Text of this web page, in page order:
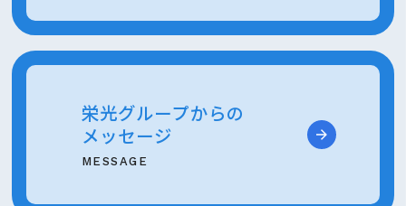
栄光グループからの
メッセージ
MESSAGE